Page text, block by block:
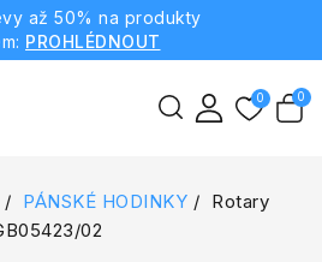
až 50% na produkty
PROHLÉDNOUT
PÁNSKÉ HODINKY
Rotary
02